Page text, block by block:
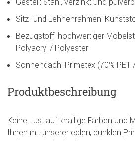
Sitz- und Lehnenrahmen:
Bezugstoff: hochwertiger
Polyacryl / Polyester
Sonnendach: Primetex (70% PET
Produktbeschreibung
Keine Lust auf knallige Farben und
Ihnen mit unserer edlen, dunklen